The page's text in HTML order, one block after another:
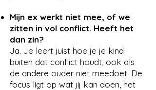
Mijn ex werkt niet mee, of we
zitten in vol conflict. Heeft het
dan zin?
Ja. Je leert juist hoe je je kind
buiten dat conflict houdt, ook als
de andere ouder niet meedoet. De
focus ligt op wat jij kan doen, het